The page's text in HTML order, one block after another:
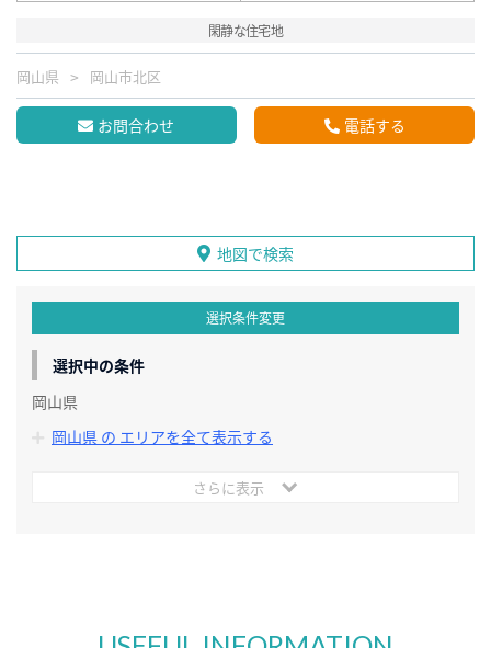
閑静な住宅地
岡山県 岡山市北区
お問合わせ 電話する
地図で検索
選択条件変更
選択中の条件
岡山県
岡山県 の エリアを全て表示する
さらに表示